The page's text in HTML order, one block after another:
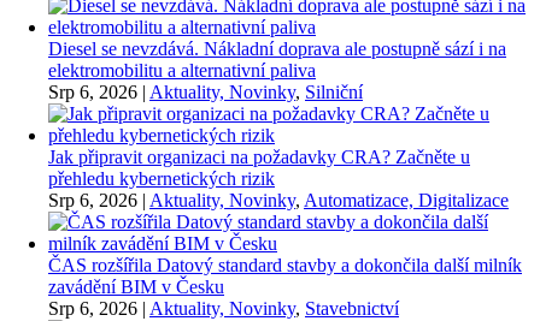
Diesel se nevzdává. Nákladní doprava ale postupně sází i na
elektromobilitu a alternativní paliva
Srp 6, 2026 | Aktuality, Novinky, Silniční
Jak připravit organizaci na požadavky CRA? Začněte u
přehledu kybernetických rizik
Srp 6, 2026 | Aktuality, Novinky, Automatizace, Digitalizace
ČAS rozšířila Datový standard stavby a dokončila další milník
zavádění BIM v Česku
Srp 6, 2026 | Aktuality, Novinky, Stavebnictví